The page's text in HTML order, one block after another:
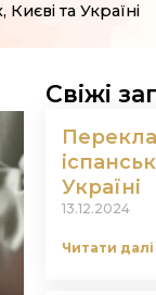
та Україні
Свіжі
Україні
13.12.2024
Читати далі